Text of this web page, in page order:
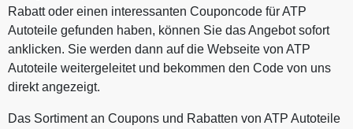
Rabatt oder einen interessanten Couponcode für ATP
Autoteile gefunden haben, können Sie das Angebot sofort
anklicken. Sie werden dann auf die Webseite von ATP
Autoteile weitergeleitet und bekommen den Code von uns
direkt angezeigt.
Das Sortiment an Coupons und Rabatten von ATP Autoteile